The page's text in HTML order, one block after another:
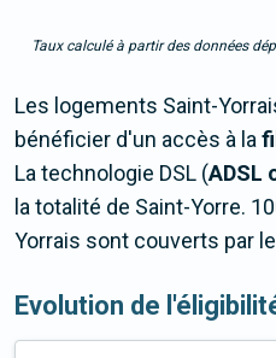
Taux calculé à partir des données
Les logements Saint-
bénéficier d'un accès à la
La technologie DSL (ADSL
la totalité de Saint-Yorre.
Yorrais sont couverts par
Evolution de